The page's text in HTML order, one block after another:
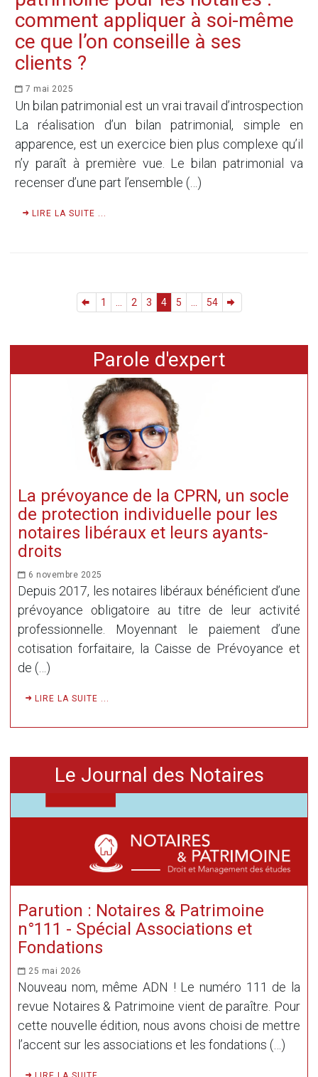
comment appliquer à soi-même
ce que l’on conseille à ses
clients ?
7 mai 2025
Un bilan patrimonial est un vrai travail d’introspection
La réalisation d’un bilan patrimonial, simple en
apparence, est un exercice bien plus complexe qu’il
n’y paraît à première vue. Le bilan patrimonial va
recenser d’une part l’ensemble (…)
LIRE LA SUITE ...
1 2 3 4 5 54
Parole d'expert
La prévoyance de la CPRN, un socle
de protection individuelle pour les
notaires libéraux et leurs ayants-
droits
6 novembre 2025
Depuis 2017, les notaires libéraux bénéficient d’une
prévoyance obligatoire au titre de leur activité
professionnelle. Moyennant le paiement d’une
cotisation forfaitaire, la Caisse de Prévoyance et
de (…)
LIRE LA SUITE ...
Le Journal des Notaires
Parution : Notaires & Patrimoine
n°111 - Spécial Associations et
Fondations
25 mai 2026
Nouveau nom, même ADN ! Le numéro 111 de la
revue Notaires & Patrimoine vient de paraître. Pour
cette nouvelle édition, nous avons choisi de mettre
l’accent sur les associations et les fondations (…)